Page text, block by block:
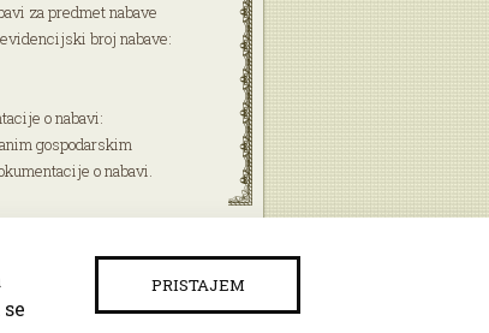
za predmet nabave
broj nabave:
o nabavi:
gospodarskim
o nabavi.
PRISTAJEM